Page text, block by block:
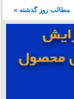
مطالب روز گذشته »